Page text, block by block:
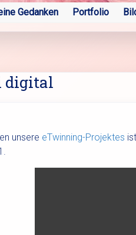
Gedanken Portfolio
digital
unsere eTwinning-Projektes